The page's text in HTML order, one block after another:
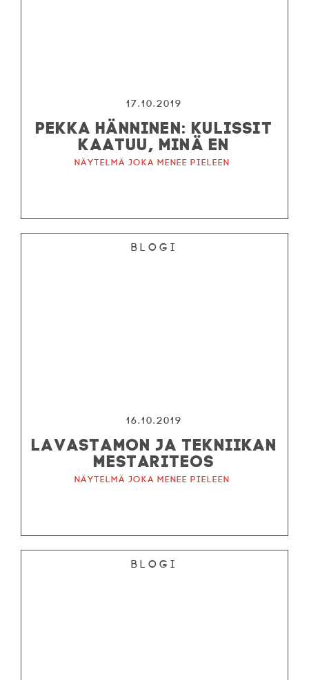
17.10.2019
PEKKA HÄNNINEN: KULISSIT
KAATUU, MINÄ EN
Näytelmä joka menee pieleen
Blogi
16.10.2019
LAVASTAMON JA TEKNIIKAN
MESTARITEOS
Näytelmä joka menee pieleen
Blogi